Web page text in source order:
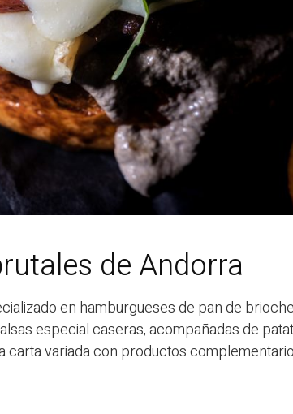
de Andorra
en hamburgueses de pan de brioche
especial caseras, acompañadas de
carta variada con productos